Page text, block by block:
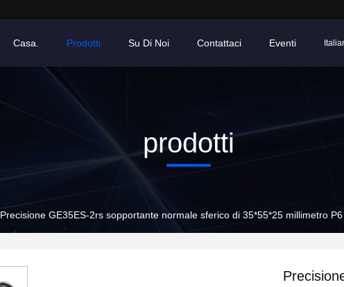
Casa. Prodotti Su Di Noi Contattaci Eventi
prodotti
Precisione GE35ES-2rs sopportante normale sferico di 35*55*25 millimetro P6